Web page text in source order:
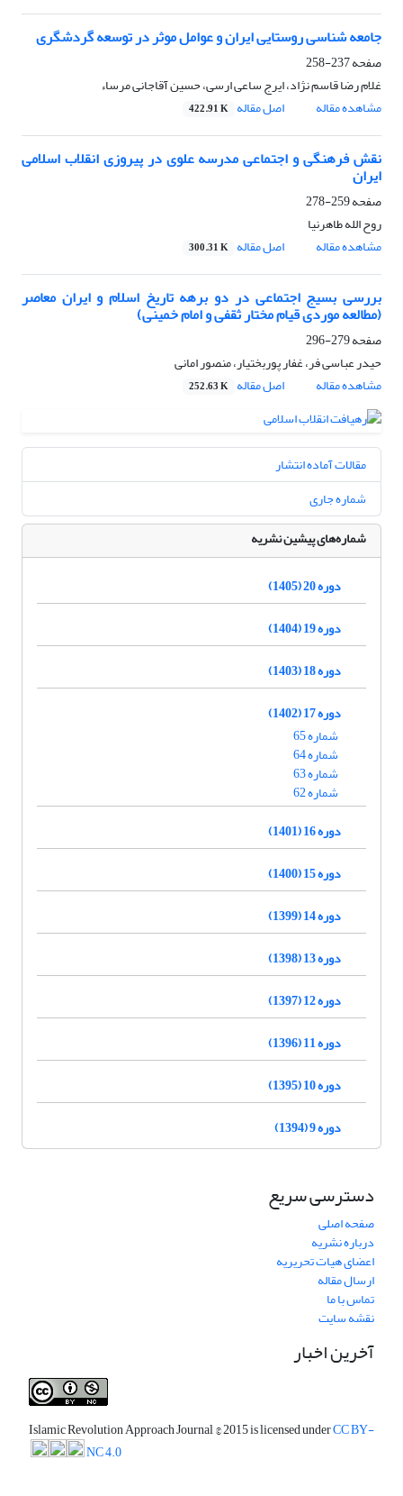
جامعه شناسی روستایی ایران و عوامل موثر در توسعه گردشگری
صفحه237-258
غلام رضا قاسم نژاد، ایرج ساعی ارسی، حسین آقاجانی مرساء
مشاهده مقاله
اصل مقاله 422.91 K
نقش فرهنگی و اجتماعی مدرسه علوی در پیروزی انقلاب اسلامی
ایران
صفحه259-278
روح الله طاهرنیا
مشاهده مقاله
اصل مقاله 300.31 K
بررسی بسیج اجتماعی در دو برهه تاریخ اسلام و ایران معاصر
(مطالعه موردی قیام مختار ثقفی و امام خمینی)
صفحه279-296
حیدر عباسی فر، غفار پوربختیار، منصور امانی
مشاهده مقاله
اصل مقاله 252.63 K
مقالات آماده انتشار
شماره جاری
شماره‌های پیشین نشریه
دوره 20 (1405)
دوره 19 (1404)
دوره 18 (1403)
دوره 17 (1402)
شماره 65
شماره 64
شماره 63
شماره 62
دوره 16 (1401)
دوره 15 (1400)
دوره 14 (1399)
دوره 13 (1398)
دوره 12 (1397)
دوره 11 (1396)
دوره 10 (1395)
دوره 9 (1394)
دسترسی سریع
صفحه اصلی
درباره نشریه
اعضای هیات تحریریه
ارسال مقاله
تماس با ما
نقشه سایت
آخرین اخبار
Islamic Revolution Approach Journal© 2015 is licensed underCC BY-
NC 4.0